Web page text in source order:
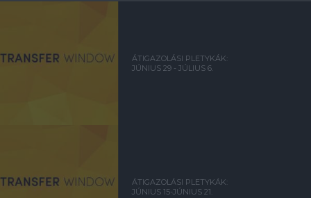
ÁTIGAZOLÁSI PLETYKÁK:
JÚNIUS 29 - JÚLIUS 6.
ÁTIGAZOLÁSI PLETYKÁK:
JÚNIUS 15-JÚNIUS 21.